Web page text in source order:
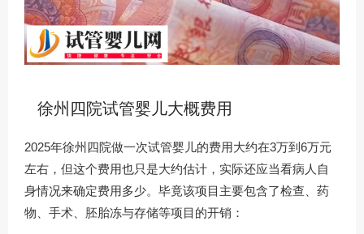
徐州四院试管婴儿大概费用
2025年徐州四院做一次试管婴儿的费用大约在3万到6万元
左右，但这个费用也只是大约估计，实际还应当看病人自
身情况来确定费用多少。毕竟该项目主要包含了检查、药
物、手术、胚胎冻与存储等项目的开销：